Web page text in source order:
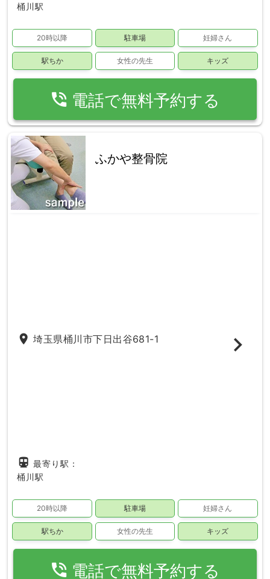
桶川駅
20時以降 駐車場 妊婦さん
駅ちか 女性の先生 キッズ
phone_in_talk 電話で無料予約する
ふかや整骨院
place 埼玉県桶川市下日出谷681-1
directions_subway 最寄り駅：
桶川駅
20時以降 駐車場 妊婦さん
駅ちか 女性の先生 キッズ
phone_in_talk 電話で無料予約する